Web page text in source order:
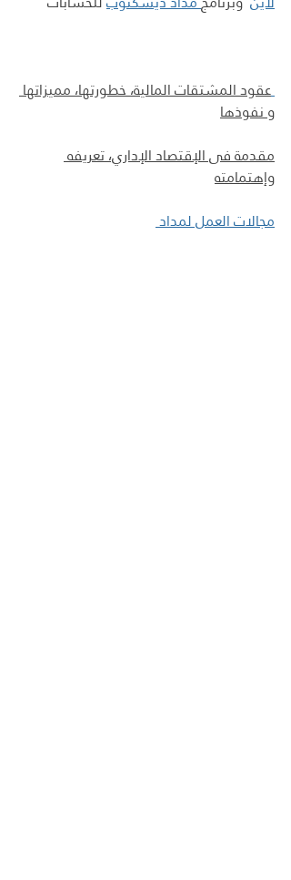
عقود المشتقات المالية، خطورتها، مميزاتها
و نفوذها
مقدمة فى الإقتصاد الإداري، تعريفه
وإهتمامته
مجالات العمل لمداد